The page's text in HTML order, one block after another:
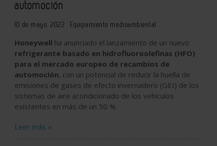
automoción
10 de mayo, 2022 Equipamiento medioambiental
Honeywell ha anunciado el lanzamiento de un nuevo
refrigerante basado en hidrofluoroolefinas (HFO)
para el mercado europeo de recambios de
automoción, con un potencial de reducir la huella de
emisiones de gases de efecto invernadero (GEI) de los
sistemas de aire acondicionado de los vehículos
existentes en más de un 50 %.
Leer más »